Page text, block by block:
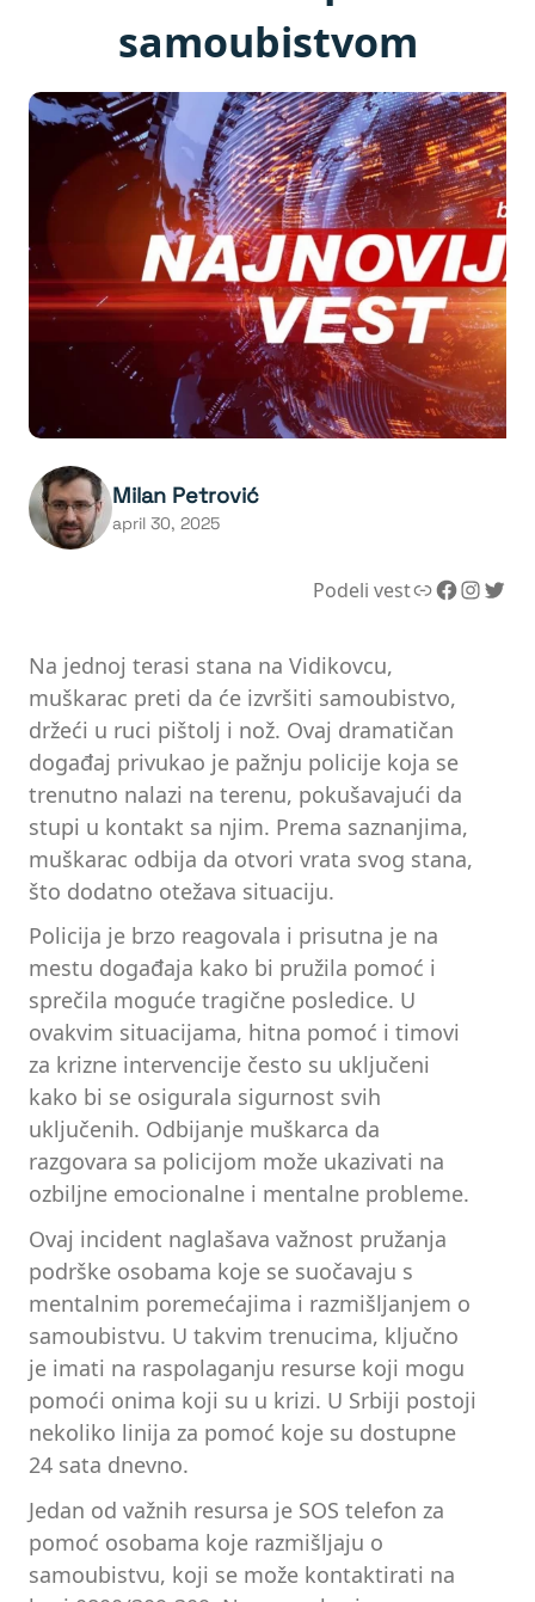
samoubistvom
Milan Petrović
april 30, 2025
Podeli vestLink Facebook InstagramTwitter
Na jednoj terasi stana na Vidikovcu,
muškarac preti da će izvršiti samoubistvo,
držeći u ruci pištolj i nož. Ovaj dramatičan
događaj privukao je pažnju policije koja se
trenutno nalazi na terenu, pokušavajući da
stupi u kontakt sa njim. Prema saznanjima,
muškarac odbija da otvori vrata svog stana,
što dodatno otežava situaciju.
Policija je brzo reagovala i prisutna je na
mestu događaja kako bi pružila pomoć i
sprečila moguće tragične posledice. U
ovakvim situacijama, hitna pomoć i timovi
za krizne intervencije često su uključeni
kako bi se osigurala sigurnost svih
uključenih. Odbijanje muškarca da
razgovara sa policijom može ukazivati na
ozbiljne emocionalne i mentalne probleme.
Ovaj incident naglašava važnost pružanja
podrške osobama koje se suočavaju s
mentalnim poremećajima i razmišljanjem o
samoubistvu. U takvim trenucima, ključno
je imati na raspolaganju resurse koji mogu
pomoći onima koji su u krizi. U Srbiji postoji
nekoliko linija za pomoć koje su dostupne
24 sata dnevno.
Jedan od važnih resursa je SOS telefon za
pomoć osobama koje razmišljaju o
samoubistvu, koji se može kontaktirati na